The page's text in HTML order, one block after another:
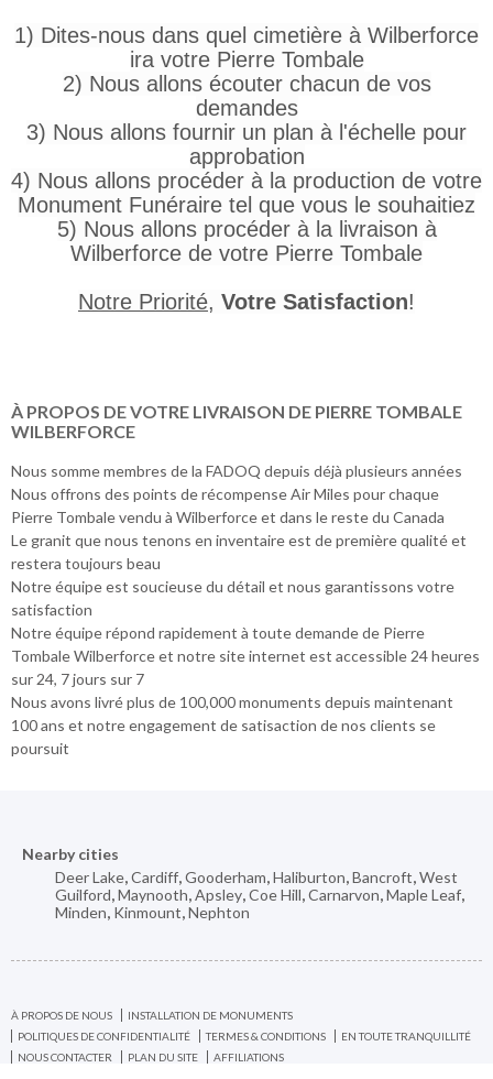
1) Dites-nous dans quel cimetière à Wilberforce
ira votre Pierre Tombale
2) Nous allons écouter chacun de vos
demandes
3) Nous allons fournir un plan à l'échelle pour
approbation
4) Nous allons procéder à la production de votre
Monument Funéraire tel que vous le souhaitiez
5) Nous allons procéder à la livraison à
Wilberforce de votre Pierre Tombale
Notre Priorité, Votre Satisfaction!
À PROPOS DE VOTRE LIVRAISON DE PIERRE TOMBALE
WILBERFORCE
Nous somme membres de la FADOQ depuis déjà plusieurs années
Nous offrons des points de récompense Air Miles pour chaque
Pierre Tombale vendu à Wilberforce et dans le reste du Canada
Le granit que nous tenons en inventaire est de première qualité et
restera toujours beau
Notre équipe est soucieuse du détail et nous garantissons votre
satisfaction
Notre équipe répond rapidement à toute demande de Pierre
Tombale Wilberforce et notre site internet est accessible 24 heures
sur 24, 7 jours sur 7
Nous avons livré plus de 100,000 monuments depuis maintenant
100 ans et notre engagement de satisaction de nos clients se
poursuit
Nearby cities
Deer Lake,Cardiff,Gooderham,Haliburton,Bancroft,West
Guilford,Maynooth,Apsley,Coe Hill,Carnarvon,Maple Leaf,
Minden, Kinmount,Nephton
À PROPOS DE NOUS
INSTALLATION DE MONUMENTS
POLITIQUES DE CONFIDENTIALITÉ
TERMES & CONDITIONS
EN TOUTE TRANQUILLITÉ
NOUS CONTACTER
PLAN DU SITE AFFILIATIONS